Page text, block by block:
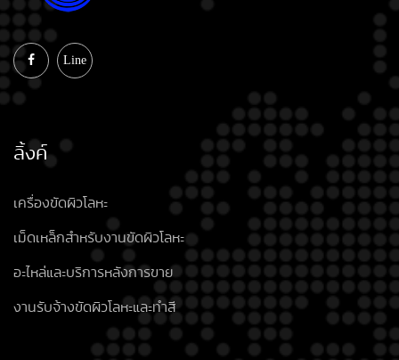
Line
ลิ้งค์
เครื่องขัดผิวโลหะ
เม็ดเหล็กสำหรับงานขัดผิวโลหะ
อะไหล่และบริการหลังการขาย
งานรับจ้างขัดผิวโลหะและทำสี